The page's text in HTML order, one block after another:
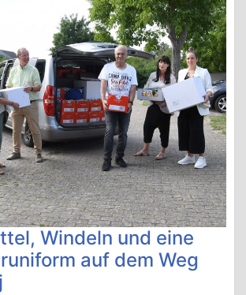
Windeln und eine
auf dem Weg